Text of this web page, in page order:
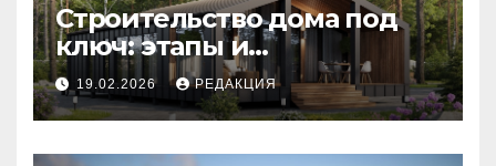
Строительство дома под
ключ: этапы и
планирование бюджета
19.02.2026 РЕДАКЦИЯ